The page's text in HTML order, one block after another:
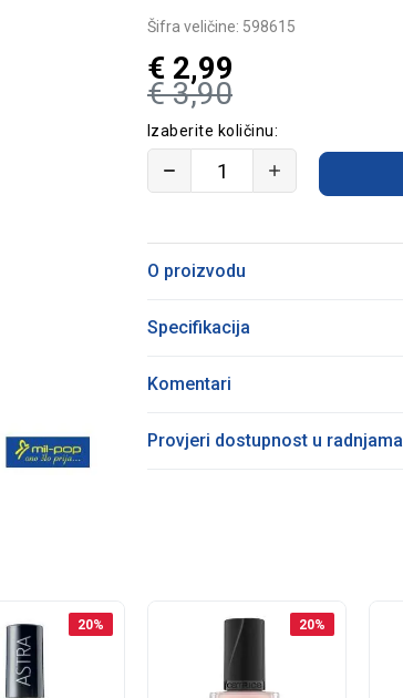
Šifra veličine: 598615
€ 3,90
€ 2,99
Izaberite količinu:
O proizvodu
Specifikacija
Komentari
Provjeri dostupnost u radnjama
20% 20%